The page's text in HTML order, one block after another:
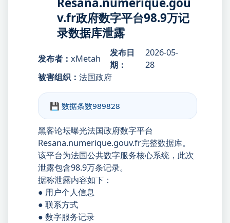
v.fr政府数字平台98.9万记
录数据库泄露
发布者： xMetah
发布日
期：
2026-05-
28
被害组织： 法国政府
💾 数据条数989828
黑客论坛曝光法国政府数字平台
Resana.numerique.gouv.fr完整数据库。
该平台为法国公共数字服务核心系统，此次
泄露包含98.9万条记录。
据称泄露内容如下：
● 用户个人信息
● 联系方式
● 数字服务记录